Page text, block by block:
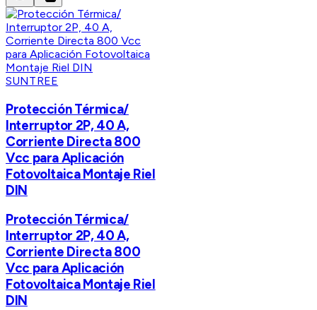
SUNTREE
Protección Térmica/
Interruptor 2P, 40 A,
Corriente Directa 800
Vcc para Aplicación
Fotovoltaica Montaje Riel
DIN
Protección Térmica/
Interruptor 2P, 40 A,
Corriente Directa 800
Vcc para Aplicación
Fotovoltaica Montaje Riel
DIN